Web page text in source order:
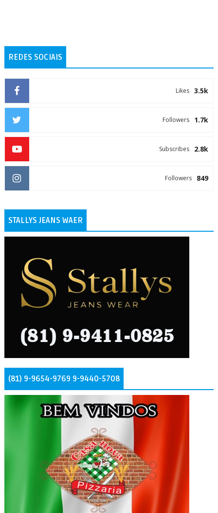
REDES SOCIAIS
3.5k
Likes
1.7k
Followers
2.8k
Subscribes
849
Followers
STALLYS JEANS WAER
(81) 9-9654-9769 9-9440-5708